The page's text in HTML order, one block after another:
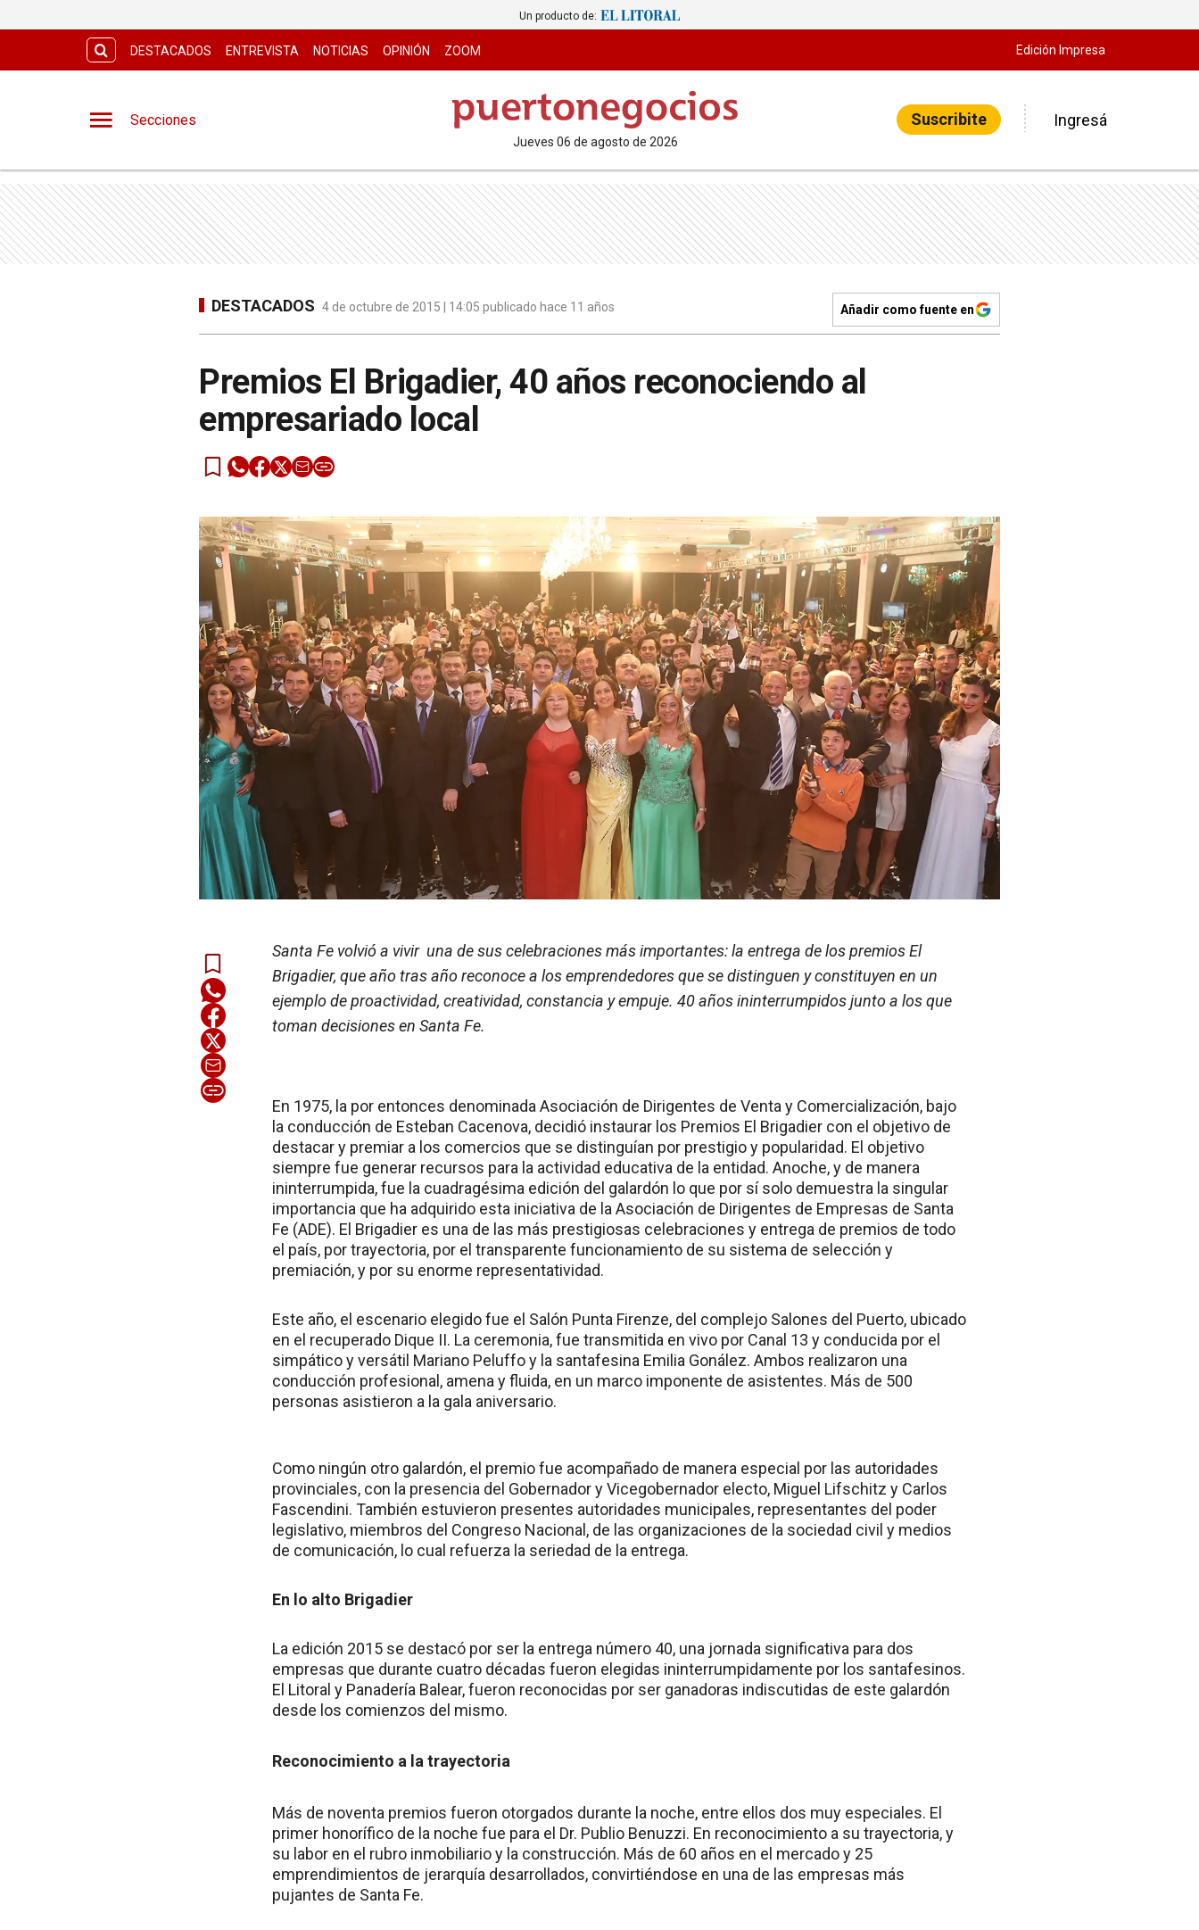
Un producto de:
DESTACADOS ENTREVISTA NOTICIAS OPINIÓN ZOOM Edición Impresa
Secciones
jueves 06 de agosto de 2026
Suscribite Ingresá
DESTACADOS 4 de octubre de 2015 | 14:05 publicado hace 11 años Añadir como fuente en
Premios El Brigadier, 40 años reconociendo al
empresariado local
Santa Fe volvió a vivir una de sus celebraciones más importantes: la entrega de los premios El
Brigadier, que año tras año reconoce a los emprendedores que se distinguen y constituyen en un
ejemplo de proactividad, creatividad, constancia y empuje. 40 años ininterrumpidos junto a los que
toman decisiones en Santa Fe.
En 1975, la por entonces denominada Asociación de Dirigentes de Venta y Comercialización, bajo
la conducción de Esteban Cacenova, decidió instaurar los Premios El Brigadier con el objetivo de
destacar y premiar a los comercios que se distinguían por prestigio y popularidad. El objetivo
siempre fue generar recursos para la actividad educativa de la entidad. Anoche, y de manera
ininterrumpida, fue la cuadragésima edición del galardón lo que por sí solo demuestra la singular
importancia que ha adquirido esta iniciativa de la Asociación de Dirigentes de Empresas de Santa
Fe (ADE). El Brigadier es una de las más prestigiosas celebraciones y entrega de premios de todo
el país, por trayectoria, por el transparente funcionamiento de su sistema de selección y
premiación, y por su enorme representatividad.
Este año, el escenario elegido fue el Salón Punta Firenze, del complejo Salones del Puerto, ubicado
en el recuperado Dique II. La ceremonia, fue transmitida en vivo por Canal 13 y conducida por el
simpático y versátil Mariano Peluffo y la santafesina Emilia Gonález. Ambos realizaron una
conducción profesional, amena y fluida, en un marco imponente de asistentes. Más de 500
personas asistieron a la gala aniversario.
Como ningún otro galardón, el premio fue acompañado de manera especial por las autoridades
provinciales, con la presencia del Gobernador y Vicegobernador electo, Miguel Lifschitz y Carlos
Fascendini. También estuvieron presentes autoridades municipales, representantes del poder
legislativo, miembros del Congreso Nacional, de las organizaciones de la sociedad civil y medios
de comunicación, lo cual refuerza la seriedad de la entrega.
En lo alto Brigadier
La edición 2015 se destacó por ser la entrega número 40, una jornada significativa para dos
empresas que durante cuatro décadas fueron elegidas ininterrumpidamente por los santafesinos.
El Litoral y Panadería Balear, fueron reconocidas por ser ganadoras indiscutidas de este galardón
desde los comienzos del mismo.
Reconocimiento a la trayectoria
Más de noventa premios fueron otorgados durante la noche, entre ellos dos muy especiales. El
primer honorífico de la noche fue para el Dr. Publio Benuzzi. En reconocimiento a su trayectoria, y
su labor en el rubro inmobiliario y la construcción. Más de 60 años en el mercado y 25
emprendimientos de jerarquía desarrollados, convirtiéndose en una de las empresas más
pujantes de Santa Fe.